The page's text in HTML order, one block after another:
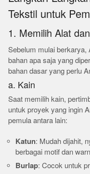
Tekstil untuk
1. Memilih Alat
Sebelum mulai berkarya,
bahan apa saja yang
bahan dasar yang perlu
a. Kain
Saat memilih kain,
untuk proyek yang ingin
pemula antara lain:
Katun: Mudah dijahit,
berbagai motif dan
Burlap: Cocok untuk